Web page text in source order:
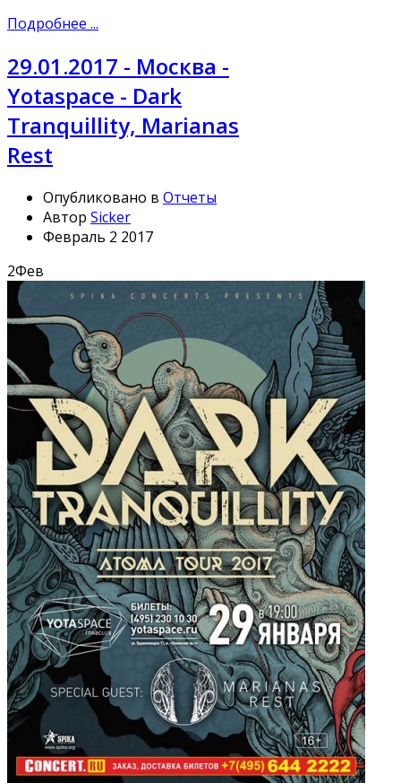
Подробнее ...
29.01.2017 - Москва -
Yotaspace - Dark
Tranquillity, Marianas
Rest
Опубликовано в Отчеты
Автор Sicker
Февраль 2 2017
2Фев